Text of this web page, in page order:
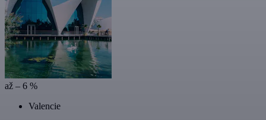
až – 6 %
Valencie